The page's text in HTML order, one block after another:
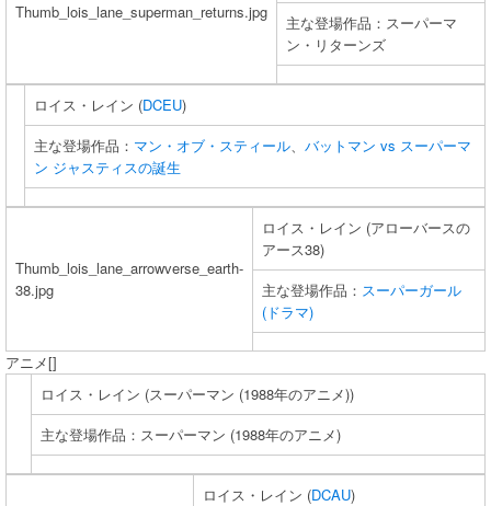
Thumb_lois_lane_superman_returns.jpg
主な登場作品：スーパーマ
ン・リターンズ
ロイス・レイン (DCEU)
主な登場作品： マン・オブ・スティール、 バットマン vs スーパーマ
ン ジャスティスの誕生
Thumb_lois_lane_arrowverse_earth-
38.jpg
ロイス・レイン (アローバースの
アース38)
主な登場作品： スーパーガール
(ドラマ)
アニメ[]
ロイス・レイン (スーパーマン (1988年のアニメ))
主な登場作品：スーパーマン (1988年のアニメ)
ロイス・レイン (DCAU)